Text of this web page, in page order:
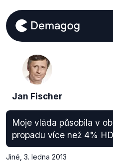
Jan Fischer
Moje vláda působila v
propadu více než 4%
Jiné 3. ledna 2013